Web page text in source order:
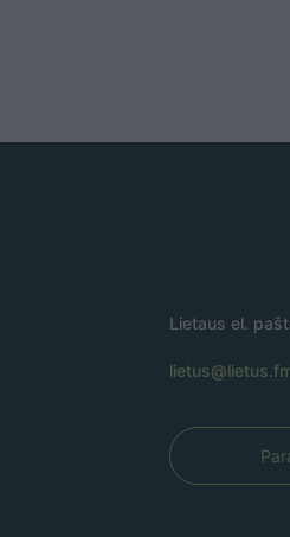
Lietaus el.